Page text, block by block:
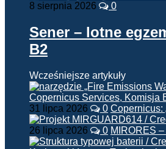
8 sierpnia 2026 0
Sener – lotne
B2
Wcześniejsze artykuły
31 lipca 2026 0 Copernicus:
26 lipca 2026 0 MIRORES